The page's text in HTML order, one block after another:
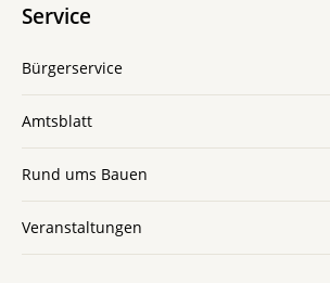
Service
Bürgerservice
Amtsblatt
Rund ums Bauen
Veranstaltungen